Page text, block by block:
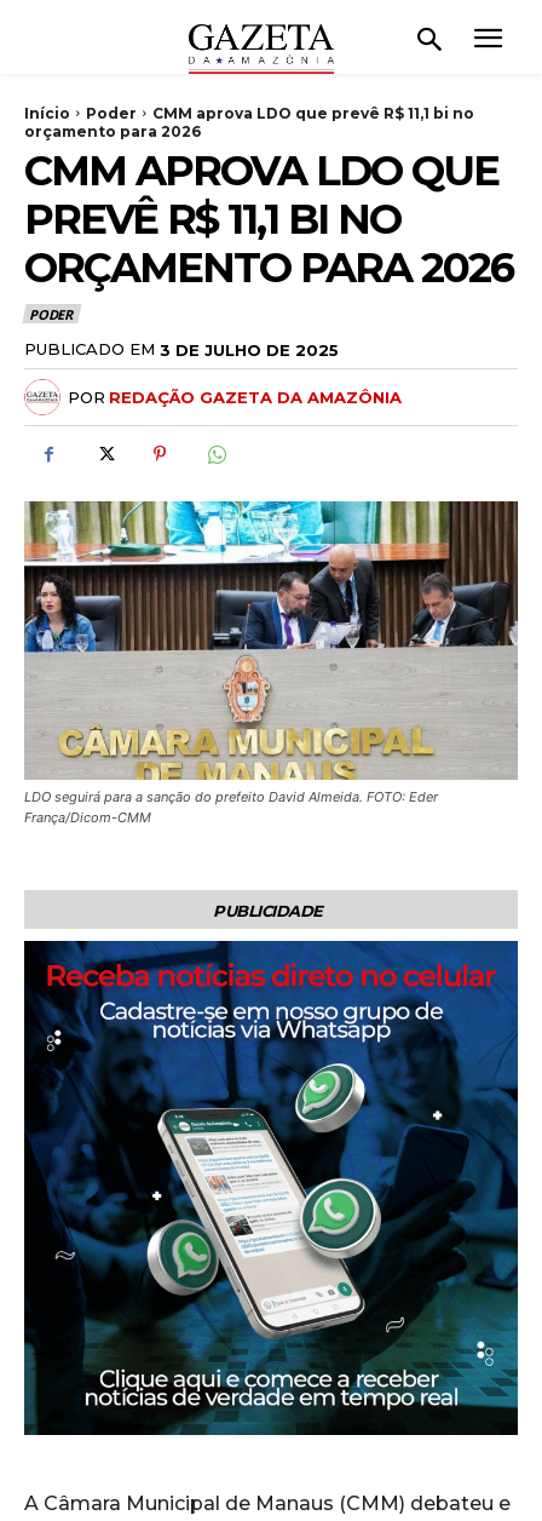
Início Poder
CMM aprova LDO que prevê R$ 11,1 bi no
orçamento para 2026
CMM APROVA LDO QUE
PREVÊ R$ 11,1 BI NO
ORÇAMENTO PARA 2026
PODER
PUBLICADO EM 3 DE JULHO DE 2025
POR REDAÇÃO GAZETA DA AMAZÔNIA
LDO seguirá para a sanção do prefeito David Almeida. FOTO: Eder
França/Dicom-CMM
PUBLICIDADE
A Câmara Municipal de Manaus (CMM) debateu e